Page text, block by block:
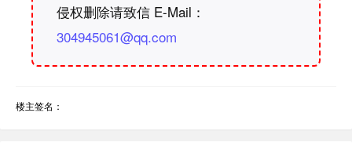
侵权删除请致信 E-Mail：
304945061@qq.com
楼主签名：